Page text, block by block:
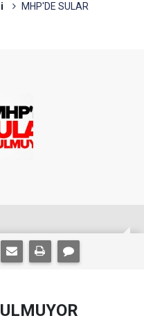
MHP'DE SULAR